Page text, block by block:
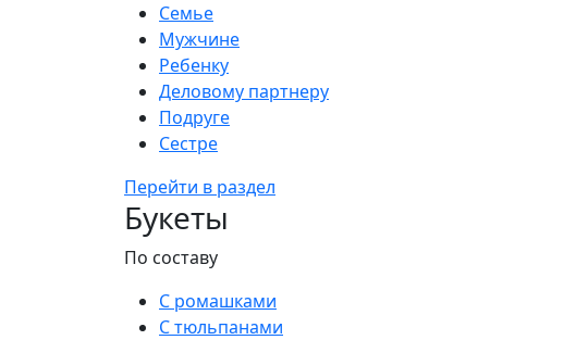
Семье
Мужчине
Ребенку
Деловому партнеру
Подруге
Сестре
Перейти в раздел
Букеты
По составу
С ромашками
С тюльпанами